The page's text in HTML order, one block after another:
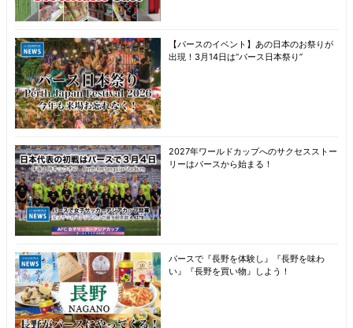
【パースのイベント】あの日本のお祭りが
出現！3月14日は“パース日本祭り”
2027年ワールドカップへのサクセスストー
リーはパースから始まる！
パースで『長野を体験し』『長野を味わ
い』『長野を買い物』しよう！